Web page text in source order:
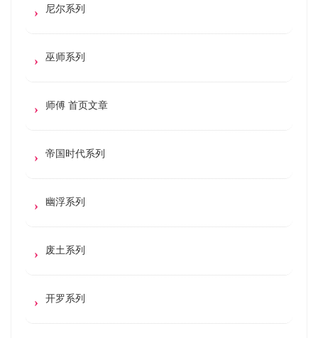
尼尔系列
巫师系列
师傅 首页文章
帝国时代系列
幽浮系列
废土系列
开罗系列